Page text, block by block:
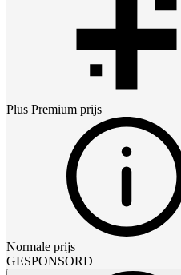
Plus Premium prijs
Normale prijs
GESPONSORD